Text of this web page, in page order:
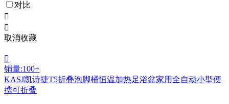
对比


取消收藏

销量:100+
KASJ凯诗捷T5折叠泡脚桶恒温加热足浴盆家用全自动小型便
携可折叠